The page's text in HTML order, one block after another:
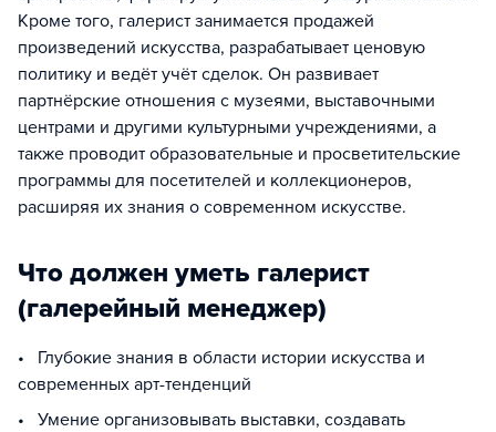
Кроме того, галерист занимается продажей
произведений искусства, разрабатывает ценовую
политику и ведёт учёт сделок. Он развивает
партнёрские отношения с музеями, выставочными
центрами и другими культурными учреждениями, а
также проводит образовательные и просветительские
программы для посетителей и коллекционеров,
расширяя их знания о современном искусстве.
Что должен уметь галерист
(галерейный менеджер)
• Глубокие знания в области истории искусства и
современных арт-тенденций
• Умение организовывать выставки, создавать